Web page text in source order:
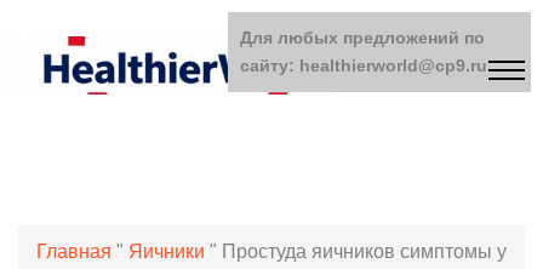
Главная " Яичники " Простуда яичников симптомы у
Для любых предложений по
сайту: healthierworld@cp9.ru